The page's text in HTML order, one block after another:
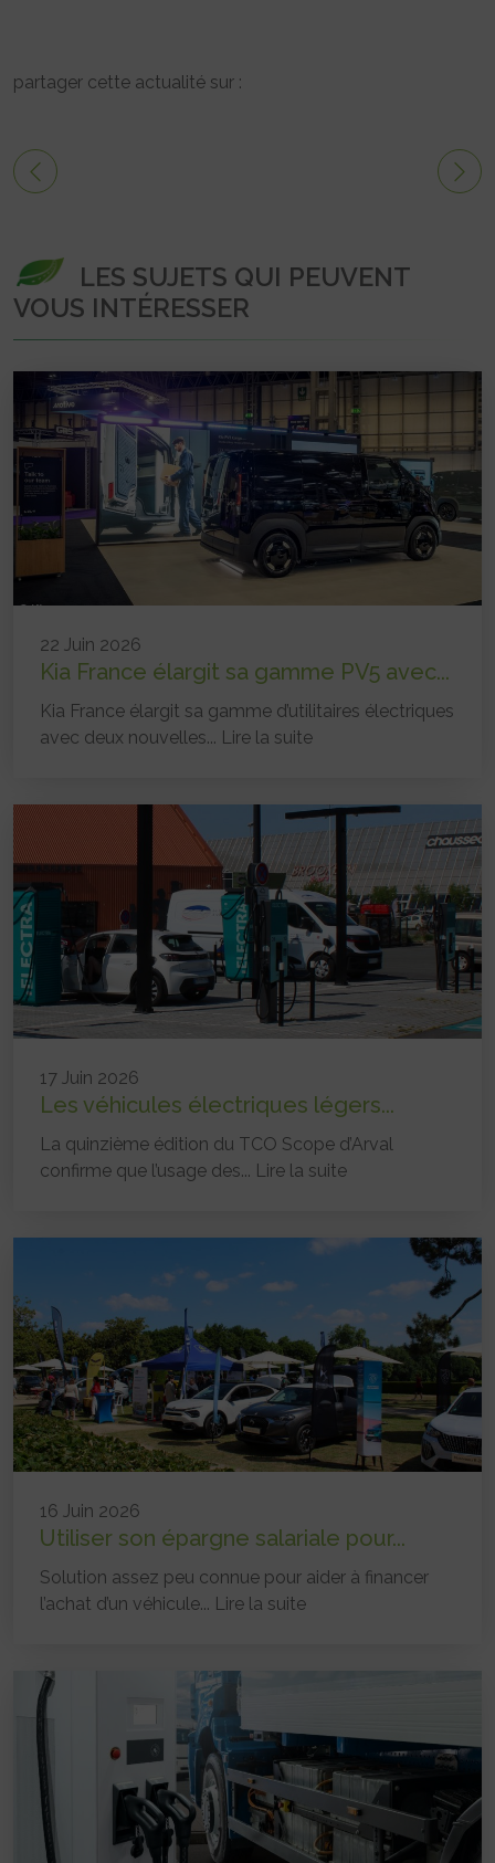
partager cette actualité sur :
LES SUJETS QUI PEUVENT
VOUS INTÉRESSER
22 Juin 2026
Kia France élargit sa gamme PV5 avec...
Kia France élargit sa gamme d’utilitaires électriques
avec deux nouvelles... Lire la suite
17 Juin 2026
Les véhicules électriques légers...
La quinzième édition du TCO Scope d’Arval
confirme que l’usage des... Lire la suite
16 Juin 2026
Utiliser son épargne salariale pour...
Solution assez peu connue pour aider à financer
l’achat d’un véhicule... Lire la suite